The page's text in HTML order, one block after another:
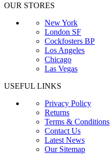
OUR STORES
New York
London SF
Cockfosters BP
Los Angeles
Chicago
Las Vegas
USEFUL LINKS
Privacy Policy
Returns
Terms & Conditions
Contact Us
Latest News
Our Sitemap